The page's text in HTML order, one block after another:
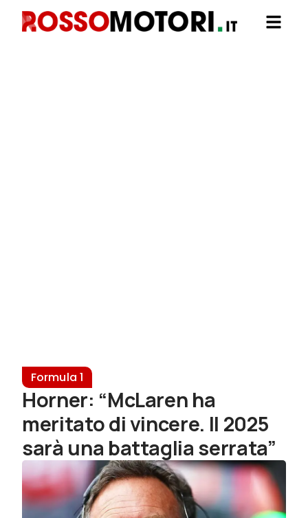
Formula 1
Horner: “McLaren ha
meritato di vincere. Il 2025
sarà una battaglia serrata”